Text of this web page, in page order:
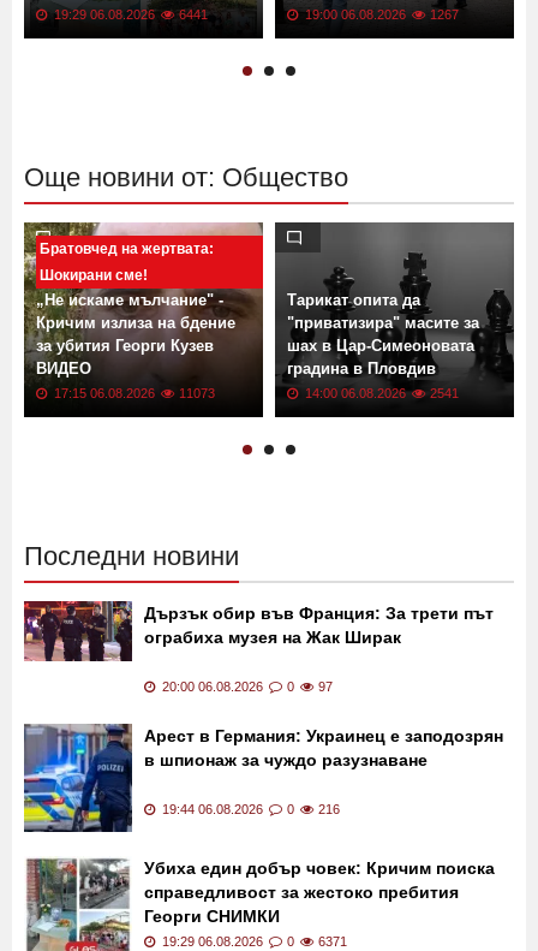
19:29 06.08.2026 6441 19:00 06.08.2026 1267
Още новини от: Общество
Братовчед на жертвата:
Шокирани сме!
„Не искаме мълчание" -
Кричим излиза на бдение
за убития Георги Кузев
ВИДЕО
17:15 06.08.2026 11073
Тарикат опита да
"приватизира" масите за
шах в Цар-Симеоновата
градина в Пловдив
14:00 06.08.2026 2541
Последни новини
Дързък обир във Франция: За трети път
ограбиха музея на Жак Ширак
20:00 06.08.2026 0 97
Арест в Германия: Украинец е заподозрян
в шпионаж за чуждо разузнаване
19:44 06.08.2026 0 216
Убиха един добър човек: Кричим поиска
справедливост за жестоко пребития
Георги СНИМКИ
19:29 06.08.2026 0 6371